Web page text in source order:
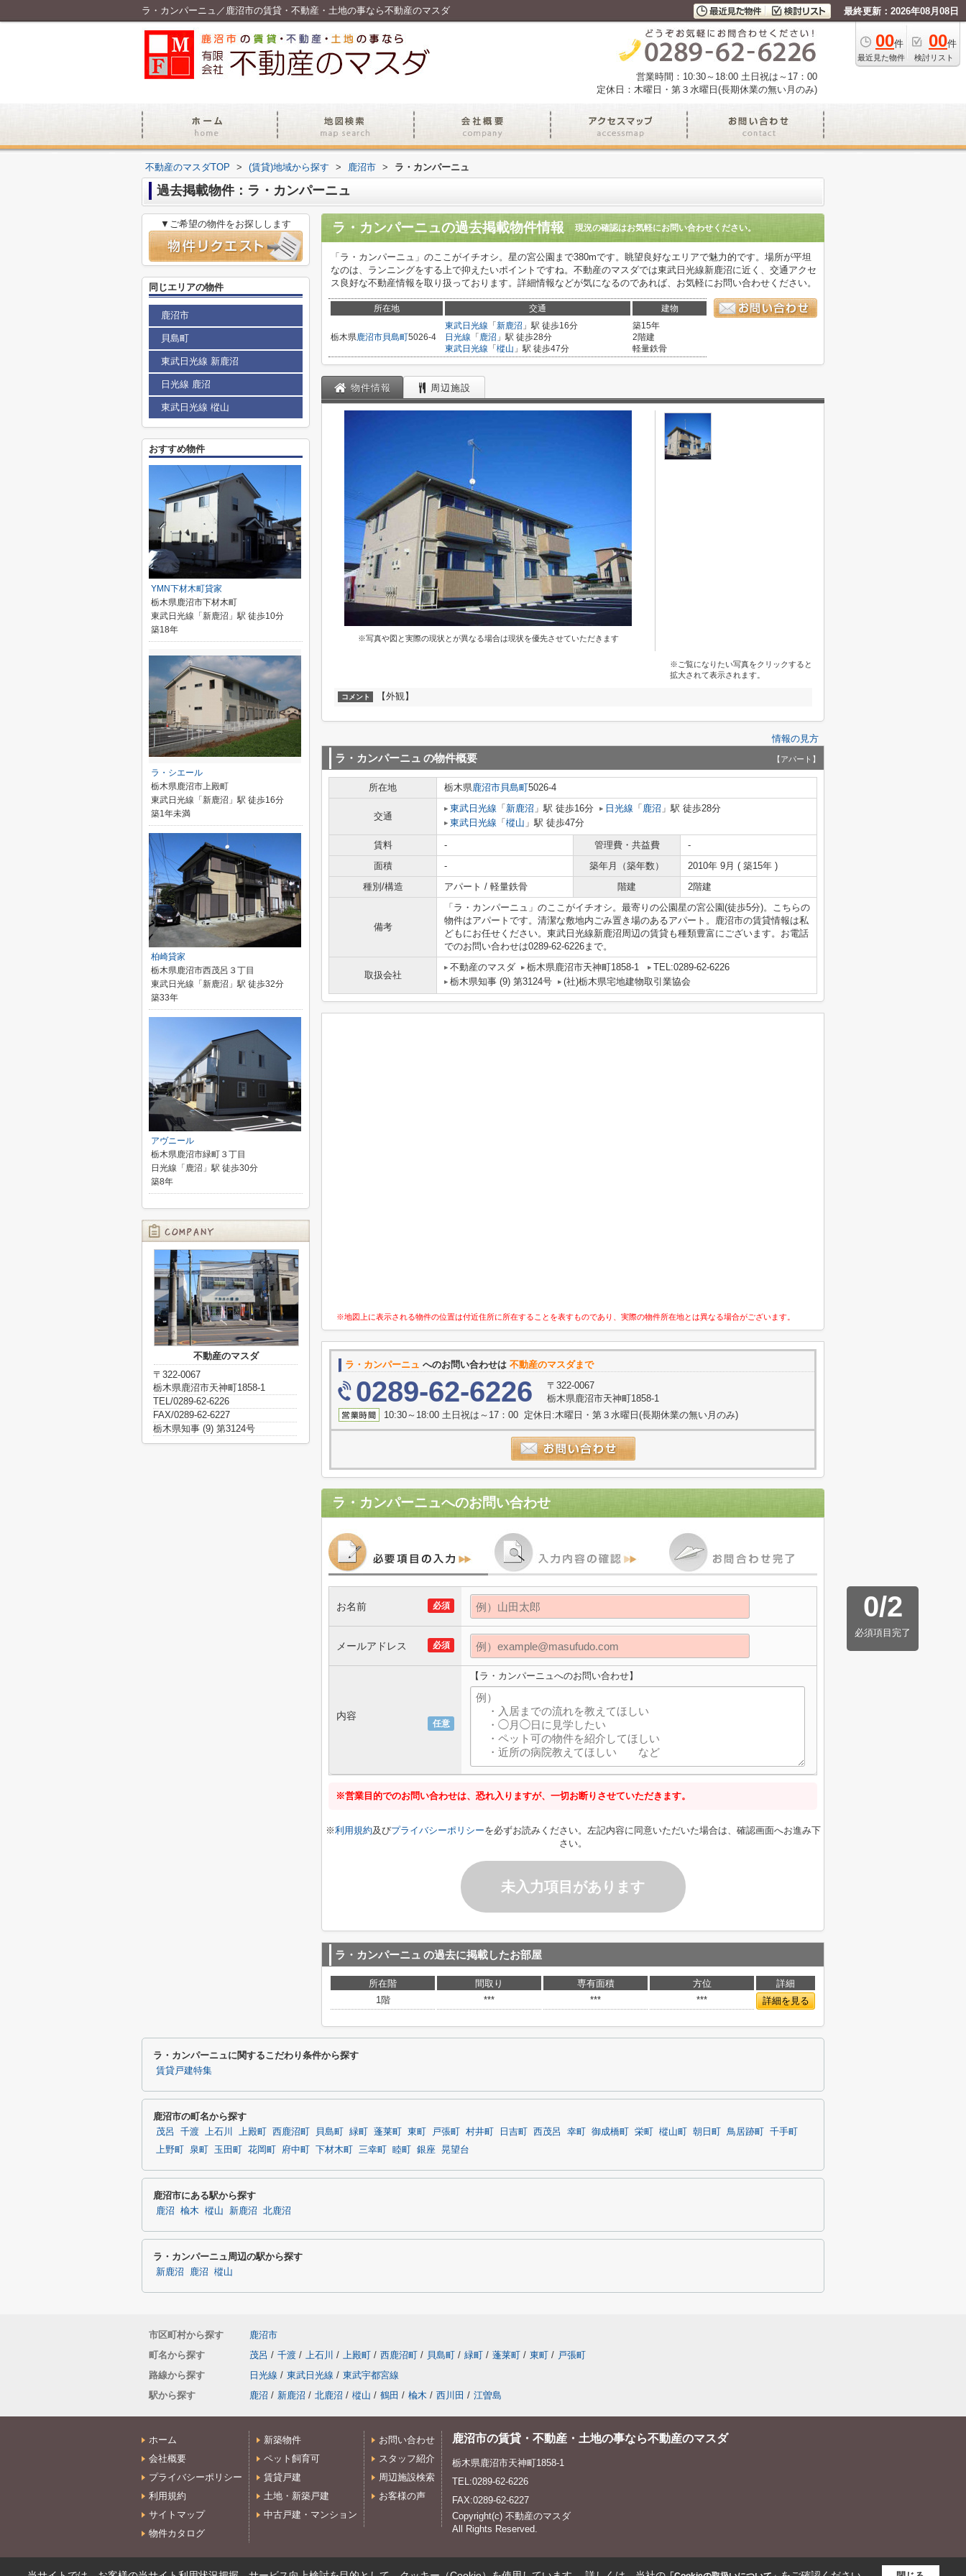
ラ・カンパーニュ／鹿沼市の賃貸・不動産・土地の事なら不動産のマスダ 最終更新：2026年08月08日
00件
最近見た物件
00件
検討リスト
営業時間：10:30～18:00 土日祝は～17：00
定休日：木曜日・第３水曜日(長期休業の無い月のみ)
不動産のマスダTOP > (賃貸)地域から探す > 鹿沼市 > ラ・カンパーニュ
過去掲載物件：ラ・カンパーニュ
ラ・カンパーニュの過去掲載物件情報 現況の確認はお気軽にお問い合わせください。
「ラ・カンパーニュ」のここがイチオシ。星の宮公園まで380mです。眺望良好なエリアで魅力的です。場所が平坦
なのは、ランニングをする上で抑えたいポイントですね。不動産のマスダでは東武日光線新鹿沼に近く、交通アクセ
ス良好な不動産情報を取り扱っております。詳細情報などが気になるのであれば、お気軽にお問い合わせください。
所在地 交通 建物
栃木県鹿沼市貝島町5026-4
東武日光線 「 新鹿沼 」駅 徒歩16分
日光線 「 鹿沼 」駅 徒歩28分
東武日光線 「 樅山 」駅 徒歩47分
築15年
2階建
軽量鉄骨
物件情報 周辺施設
※写真や図と実際の現状とが異なる場合は現状を優先させていただきます
※ご覧になりたい写真をクリックすると
拡大されて表示されます。
コメント 【外観】
情報の見方
ラ・カンパーニュ の物件概要 【アパート】
所在地 栃木県鹿沼市貝島町5026-4
交通
東武日光線 「 新鹿沼 」駅 徒歩16分 日光線 「 鹿沼 」駅 徒歩28分
東武日光線 「 樅山 」駅 徒歩47分
賃料 - 管理費・共益費
-
面積
- 築年月（築年数）
2010年 9月 ( 築15年 )
種別/構造
アパート / 軽量鉄骨 階建 2階建
備考
「ラ・カンパーニュ」のここがイチオシ。最寄りの公園星の宮公園(徒歩5分)。こちらの
物件はアパートです。清潔な敷地内ごみ置き場のあるアパート。鹿沼市の賃貸情報は私
どもにお任せください。東武日光線新鹿沼周辺の賃貸も種類豊富にございます。お電話
でのお問い合わせは0289-62-6226まで。
取扱会社
不動産のマスダ 栃木県鹿沼市天神町1858-1
TEL:0289-62-6226
栃木県知事 (9) 第3124号
(社)栃木県宅地建物取引業協会
※地図上に表示される物件の位置は付近住所に所在することを表すものであり、実際の物件所在地とは異なる場合がございます。
ラ・カンパーニュ へのお問い合わせは 不動産のマスダまで
0289-62-6226
〒322-0067
栃木県鹿沼市天神町1858-1
10:30～18:00 土日祝は～17：00 定休日:木曜日・第３水曜日(長期休業の無い月のみ)
ラ・カンパーニュへのお問い合わせ
0/2
必須項目完了
必須
お名前
必須
メールアドレス
任意
内容
【ラ・カンパーニュへのお問い合わせ】
※営業目的でのお問い合わせは、恐れ入りますが、一切お断りさせていただきます。
※利用規約及びプライバシーポリシーを必ずお読みください。左記内容に同意いただいた場合は、確認画面へお進み下
さい。
未入力項目があります
ラ・カンパーニュ の過去に掲載したお部屋
所在階 間取り 専有面積 方位
詳細
1階
*** *** *** 詳細を見る
▼ご希望の物件をお探しします
同じエリアの物件
鹿沼市
貝島町
東武日光線 新鹿沼
日光線 鹿沼
東武日光線 樅山
おすすめ物件
YMN下材木町貸家
栃木県鹿沼市下材木町
東武日光線「新鹿沼」駅 徒歩10分
築18年
ラ・シエール
栃木県鹿沼市上殿町
東武日光線「新鹿沼」駅 徒歩16分
築1年未満
柏崎貸家
栃木県鹿沼市西茂呂３丁目
東武日光線「新鹿沼」駅 徒歩32分
築33年
アヴニール
栃木県鹿沼市緑町３丁目
日光線「鹿沼」駅 徒歩30分
築8年
不動産のマスダ
〒322-0067
栃木県鹿沼市天神町1858-1
TEL/0289-62-6226
FAX/0289-62-6227
栃木県知事 (9) 第3124号
ラ・カンパーニュに関するこだわり条件から探す
賃貸戸建特集
鹿沼市の町名から探す
茂呂 千渡 上石川 上殿町 西鹿沼町 貝島町 緑町 蓬莱町 東町 戸張町 村井町 日吉町 西茂呂 幸町 御成橋町 栄町 樅山町 朝日町 鳥居跡町
千手町
上野町
泉町 玉田町 花岡町 府中町 下材木町 三幸町 睦町 銀座 晃望台
鹿沼市にある駅から探す
鹿沼 楡木 樅山 新鹿沼 北鹿沼
ラ・カンパーニュ周辺の駅から探す
新鹿沼 鹿沼 樅山
市区町村から探す
鹿沼市
町名から探す
茂呂 / 千渡 / 上石川 / 上殿町 / 西鹿沼町 / 貝島町 / 緑町 / 蓬莱町 / 東町 / 戸張町
路線から探す
日光線 / 東武日光線 / 東武宇都宮線
駅から探す
鹿沼 / 新鹿沼 / 北鹿沼 / 樅山 / 鶴田 / 楡木 / 西川田 / 江曽島
ホーム
会社概要
プライバシーポリシー
利用規約
サイトマップ
物件カタログ
新築物件
ペット飼育可
賃貸戸建
土地・新築戸建
中古戸建・マンション
お問い合わせ
スタッフ紹介
周辺施設検索
お客様の声
鹿沼市の賃貸・不動産・土地の事なら不動産のマスダ
栃木県鹿沼市天神町1858-1
TEL:0289-62-6226
FAX:0289-62-6227
Copyright(c) 不動産のマスダ
All Rights Reserved.